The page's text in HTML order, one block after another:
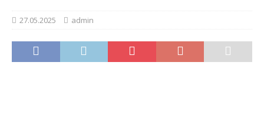
27.05.2025 admin